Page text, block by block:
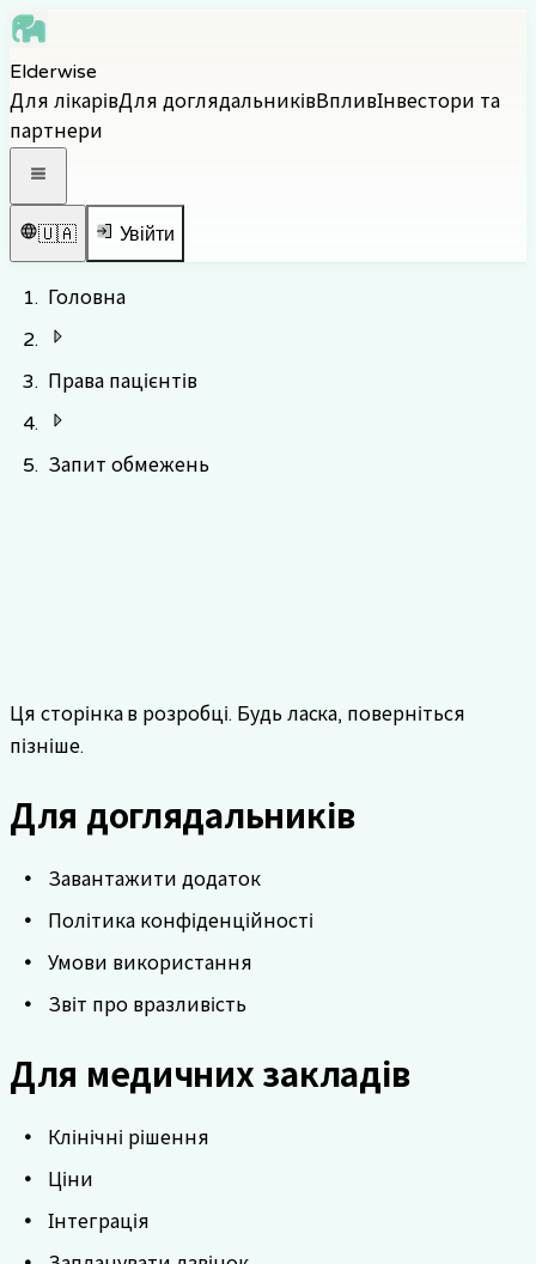
Skip to navigation
Skip to footer
Elderwise
Для лікарівДля доглядальниківВпливІнвестори та
партнери
🇺🇦 Увійти
Головна
Права пацієнтів
Запит обмежень
Ця сторінка в розробці. Будь ласка, поверніться
пізніше.
Для доглядальників
Завантажити додаток
Політика конфіденційності
Умови використання
Звіт про вразливість
Для медичних закладів
Клінічні рішення
Ціни
Інтеграція